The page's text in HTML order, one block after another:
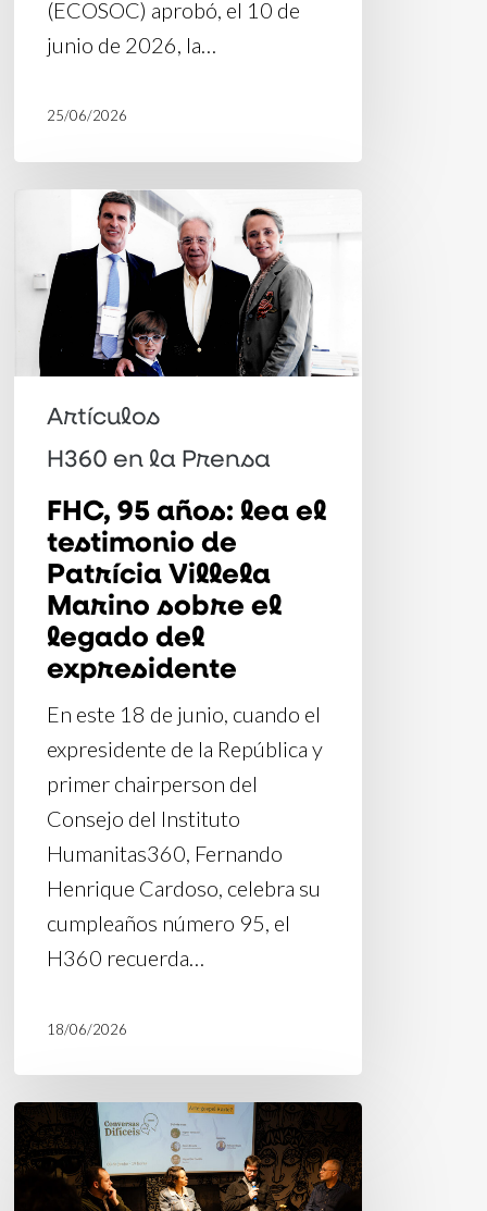
(ECOSOC) aprobó, el 10 de
junio de 2026, la…
25/06/2026
años:
testimonio
Patrícia
Marino
sobre
legado
Artículos
H360 en la Prensa
FHC, 95 años: lea el
testimonio de
Patrícia Villela
Marino sobre el
legado del
expresidente
En este 18 de junio, cuando el
expresidente de la República y
primer chairperson del
Consejo del Instituto
Humanitas360, Fernando
Henrique Cardoso, celebra su
cumpleaños número 95, el
H360 recuerda…
18/06/2026
«Conversaciones
Difíciles»